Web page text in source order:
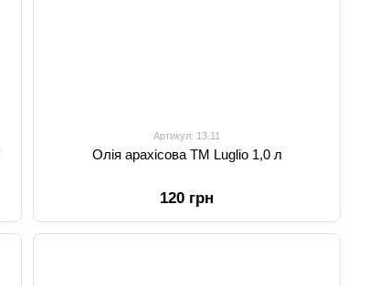
Артикул: 13.11
Олія арахісова TM Luglio 1,0 л
120 грн